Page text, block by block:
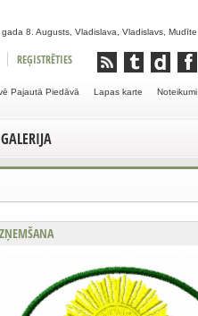
8. Augusts, Vladislava, Vladislavs, Mudīte
REĢISTRĒTIES
Noteikumi
Lapas karte
Pajautā Piedāvā
GALERIJA